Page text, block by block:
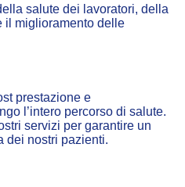
salute dei lavoratori, della
il miglioramento delle
prestazione e
l’intero percorso di salute.
servizi per garantire un
dei nostri pazienti.